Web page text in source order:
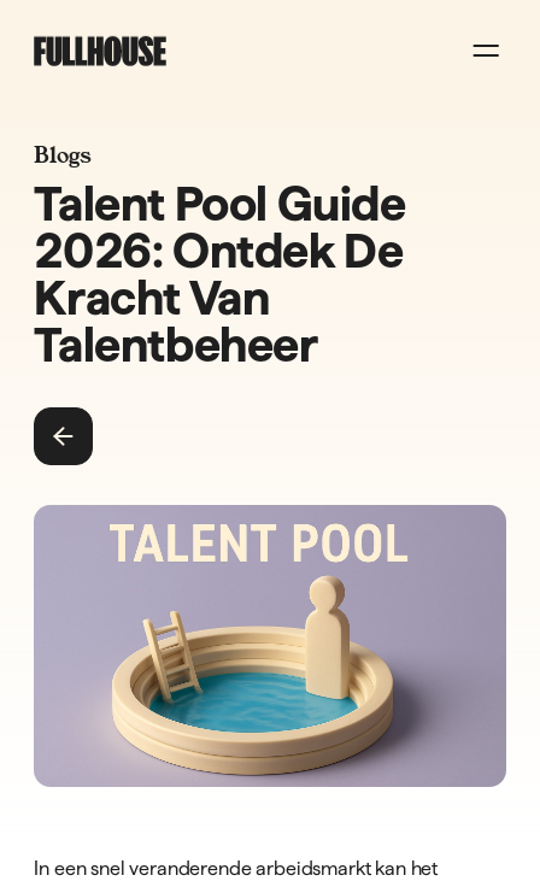
Blogs
Talent Pool Guide
2026: Ontdek De
Kracht Van
Talentbeheer
In een snel veranderende arbeidsmarkt kan het